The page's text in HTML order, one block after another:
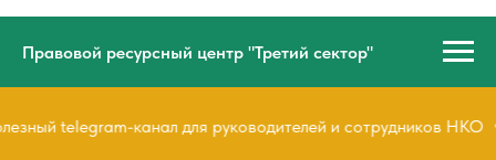
Правовой ресурсный центр "Третий сектор"
telegram-канал для руководителей и сотрудников НКО